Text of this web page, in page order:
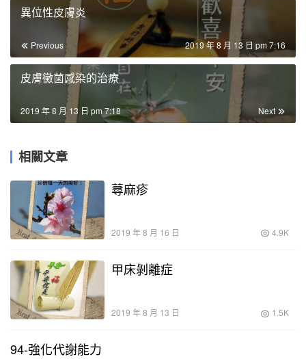
異位性皮膚炎
Previous 2019 年 8 月 13 日 pm 7:16
皮膚黴菌感染的治療
Next
2019 年 8 月 13 日 pm 7:18
相關文章
蕁麻疹
2019 年 8 月 16 日 4.9K
甲床剝離症
2019 年 8 月 13 日 1.5K
94-強化代謝能力